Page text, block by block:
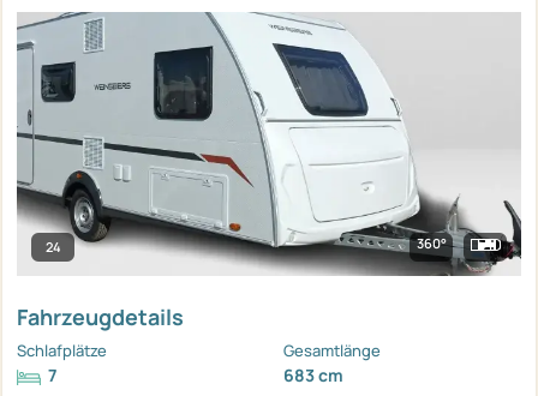
24 360°
Fahrzeugdetails
Schlafplätze
7
Gesamtlänge
683 cm